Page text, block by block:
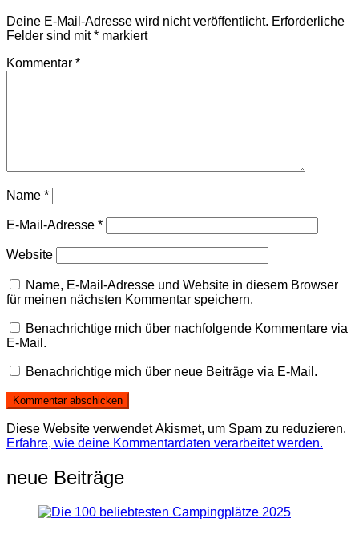
Deine E-Mail-Adresse wird nicht veröffentlicht. Erforderliche
Felder sind mit* markiert
Kommentar *
Name *
E-Mail-Adresse *
Website
Name, E-Mail-Adresse und Website in diesem Browser
für meinen nächsten Kommentar speichern.
Benachrichtige mich über nachfolgende Kommentare via
E-Mail.
Benachrichtige mich über neue Beiträge via E-Mail.
Diese Website verwendet Akismet, um Spam zu reduzieren.
Erfahre, wie deine Kommentardaten verarbeitet werden.
neue Beiträge